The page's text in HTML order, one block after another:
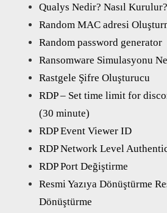
Qualys Nedir? Nasıl Kurulur?
Random MAC adresi
Random password generator
Ransomware Simulasyonu
Rastgele Şifre Oluşturucu
RDP – Set time limit for
(30 minute)
RDP Event Viewer ID
RDP Network Level
RDP Port Değiştirme
Resmi Yazıya Dönüştürme
Dönüştürme